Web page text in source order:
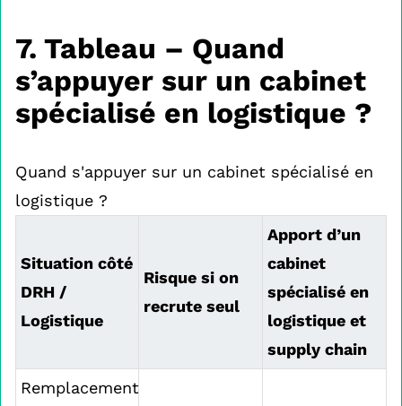
7. Tableau – Quand
s’appuyer sur un cabinet
spécialisé en logistique ?
Quand s'appuyer sur un cabinet spécialisé en
logistique ?
Situation côté
DRH /
Logistique
Risque si on
recrute seul
Apport d’un
cabinet
spécialisé en
logistique et
supply chain
Remplacement